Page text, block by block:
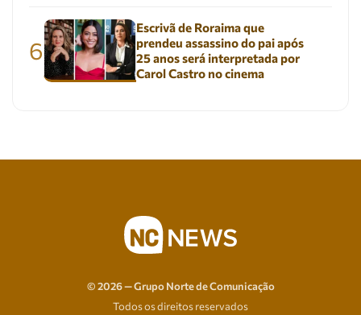
6
Escrivã de Roraima que
prendeu assassino do pai após
25 anos será interpretada por
Carol Castro no cinema
© 2026 — Grupo Norte de Comunicação
Todos os direitos reservados